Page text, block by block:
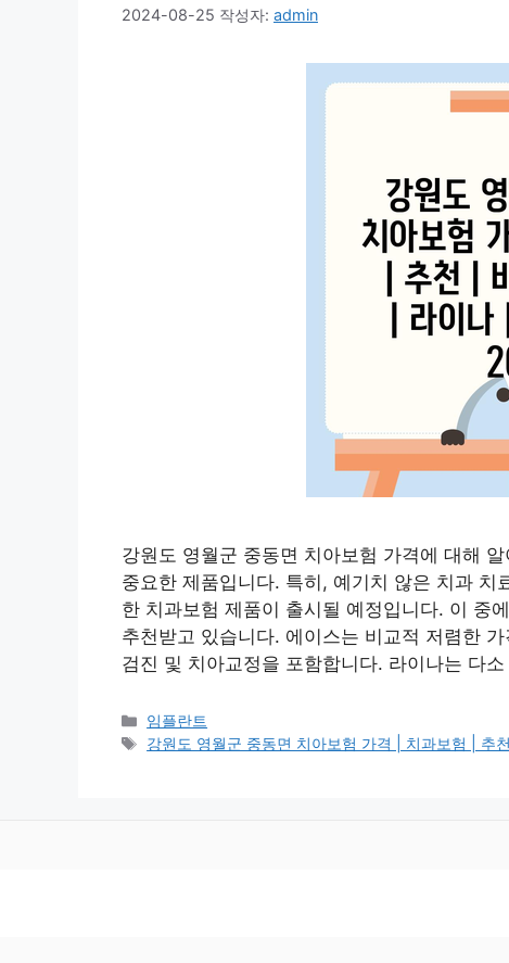
2024-08-25 작성자: admin
강원도 영월군 중동면 치아보험 가격에 대해
중요한 제품입니다. 특히, 예기치 않은 치과
한 치과보험 제품이 출시될 예정입니다. 이 중
추천받고 있습니다. 에이스는 비교적 저렴한
검진 및 치아교정을 포함합니다. 라이나는 다
카
테
임플란트
태
강원도 영월군 중동면 치아보험 가격 | 치과보험 |